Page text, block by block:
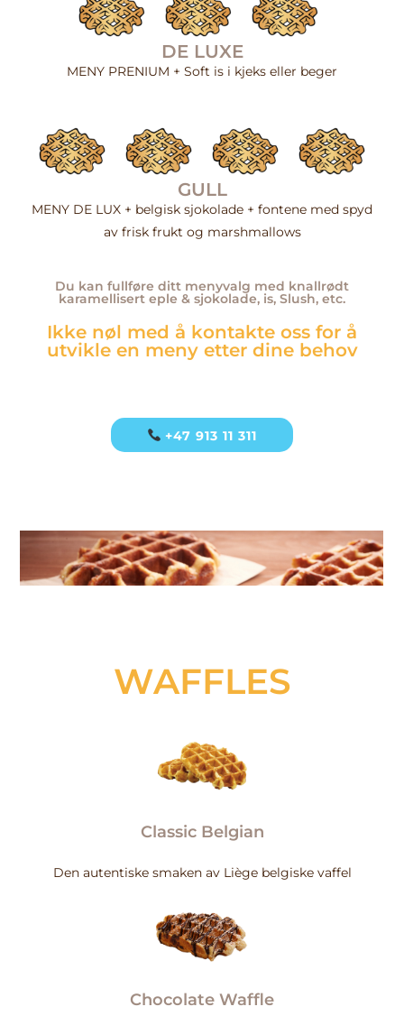
DE LUXE
MENY PRENIUM + Soft is i kjeks eller beger
GULL
MENY DE LUX + belgisk sjokolade + fontene med spyd
av frisk frukt og marshmallows
Du kan fullføre ditt menyvalg med knallrødt
karamellisert eple & sjokolade, is, Slush, etc.
Ikke nøl med å kontakte oss for å
utvikle en meny etter dine behov
+47 913 11 311
WAFFLES
Classic Belgian
Den autentiske smaken av Liège belgiske vaffel
Chocolate Waffle